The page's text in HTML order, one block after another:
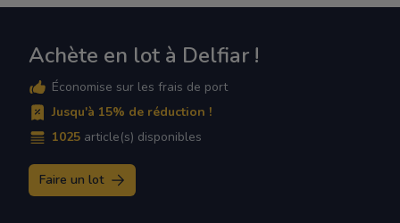
Achète en lot à Delfiar !
Économise sur les frais de port
Jusqu'à 15% de réduction !
1025 article(s) disponibles
Faire un lot